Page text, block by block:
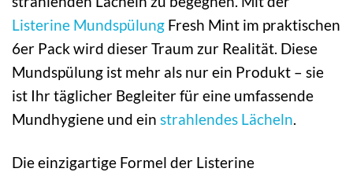
Listerine Mundspülung Fresh Mint im praktischen
6er Pack wird dieser Traum zur Realität. Diese
Mundspülung ist mehr als nur ein Produkt – sie
ist Ihr täglicher Begleiter für eine umfassende
Mundhygiene und ein strahlendes Lächeln.
Die einzigartige Formel der Listerine